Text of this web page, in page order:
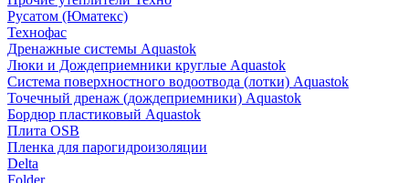
Русатом (Юматекс)
Технофас
Дренажные системы Aquastok
Люки и Дождеприемники круглые Aquastok
Система поверхностного водоотвода (лотки) Aquastok
Точечный дренаж (дождеприемники) Aquastok
Бордюр пластиковый Aquastok
Плита OSB
Пленка для парогидроизоляции
Delta
Folder